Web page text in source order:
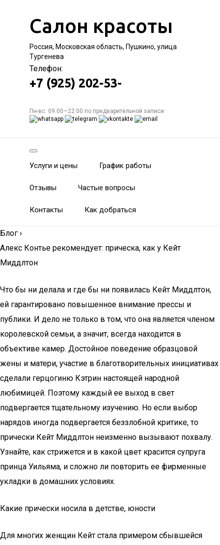
Салон красоты
Россия, Московская область, Пушкино, улица
Тургенева
Телефон:
+7 (925) 202-53-
Пн-вс: 09:00—22:00 по предварительной записи
Услуги и цены График работы
Отзывы Частые вопросы
Контакты Как добраться
Блог ›
Алекс Контье рекомендует: прическа, как у Кейт
Миддлтон
Что бы ни делала и где бы ни появилась Кейт Миддлтон,
ей гарантировано повышенное внимание прессы и
публики. И дело не только в том, что она является членом
королевской семьи, а значит, всегда находится в
объективе камер. Достойное поведение образцовой
жены и матери, участие в благотворительных инициативах
сделали герцогиню Кэтрин настоящей народной
любимицей. Поэтому каждый ее выход в свет
подвергается тщательному изучению. Но если выбор
нарядов иногда подвергается беззлобной критике, то
прически Кейт Миддлтон неизменно вызывают похвалу.
Узнайте, как стрижется и в какой цвет красится супруга
принца Уильяма, и сложно ли повторить ее фирменные
укладки в домашних условиях.
Какие прически носила в детстве, юности
Для многих женщин Кейт стала примером сбывшейся